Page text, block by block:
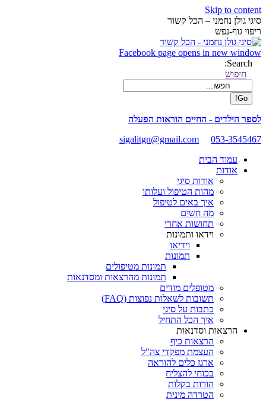
Skip to content
סיגי גולן נחמני – הכל קשור
ריפוי גוף-נפש
Facebook page opens in new window
Search:
חיפוש
לספר הילדים - החיים הוראות הפעלה
sigalitgn@gmail.com
053-3545467
עמוד הבית
אודות
אודות סיגי
מהות הטיפול ועלותו
איך באים לטיפול
מה חשים
תחושות אחרי
וידאו ותמונות
וידיאו
תמונות
תמונות מטיפולים
תמונות מהרצאות ומסדנאות
מטופלים מודים
תשובות לשאלות נפוצות (FAQ)
כתבות על סיגי
איך הכל התחיל
הרצאות וסדנאות
הרצאות כיף
העצמת מפקדי צה"ל
ארגז כלים להוראה
בכוחי להצליח
הורות בקלות
הטרדה מינית